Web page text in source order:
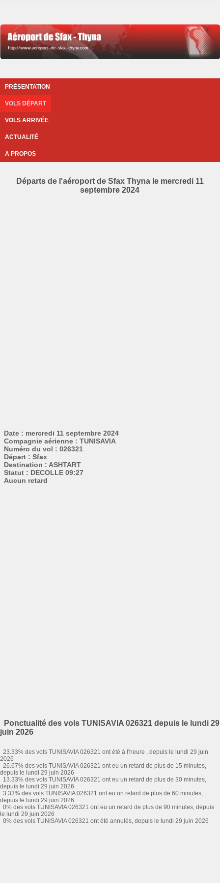
PRÉSENTATION
VOLS DÉPART
VOLS ARRIVÉE
ACTUALITÉ
A PROPOS
Départs de l'aéroport de Sfax Thyna le mercredi 11
septembre 2024
Date : mercredi 11 septembre 2024
Compagnie aérienne : TUNISAVIA
Numéro du vol : 026321
Départ : Sfax
Destination : ASHTART
Statut : DECOLLE 09:27
Aucun retard
Ponctualité des vols TUNISAVIA 026321 depuis le lundi 29
juin 2026
23.33% des vols TUNISAVIA 026321 ont été à l'heure , depuis le lundi 29 juin
2026
26.67% des vols TUNISAVIA 026321 ont eu un retard de plus de 15 minutes,
depuis le lundi 29 juin 2026
13.33% des vols TUNISAVIA 026321 ont eu un retard de plus de 30 minutes,
depuis le lundi 29 juin 2026
3.33% des vols TUNISAVIA 026321 ont eu un retard de plus de 60 minutes,
depuis le lundi 29 juin 2026
0% des vols TUNISAVIA 026321 ont eu un retard de plus de 90 minutes, depuis
le lundi 29 juin 2026
0% des vols TUNISAVIA 026321 ont été annulés, depuis le lundi 29 juin 2026